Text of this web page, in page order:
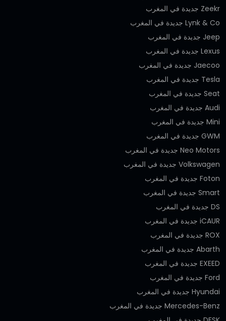
Zeekr جديدة في المغرب
Lynk & Co جديدة في المغرب
Jeep جديدة في المغرب
Lexus جديدة في المغرب
Jaecoo جديدة في المغرب
Tesla جديدة في المغرب
Seat جديدة في المغرب
Audi جديدة في المغرب
Mini جديدة في المغرب
GWM جديدة في المغرب
Neo Motors جديدة في المغرب
Volkswagen جديدة في المغرب
Foton جديدة في المغرب
Smart جديدة في المغرب
DS جديدة في المغرب
iCAUR جديدة في المغرب
ROX جديدة في المغرب
Abarth جديدة في المغرب
EXEED جديدة في المغرب
Ford جديدة في المغرب
Hyundai جديدة في المغرب
Mercedes-Benz جديدة في المغرب